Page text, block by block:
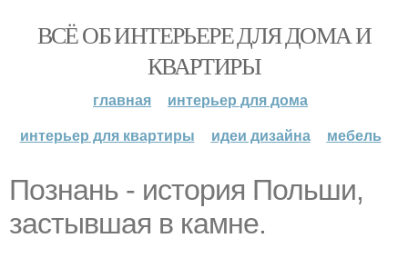
ВСЁ ОБ ИНТЕРЬЕРЕ ДЛЯ ДОМА И
КВАРТИРЫ
главная
интерьер для дома
интерьер для квартиры
идеи дизайна мебель
Познань - история Польши,
застывшая в камне.